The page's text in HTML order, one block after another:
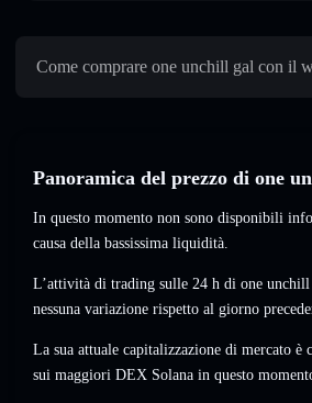
Come comprare one unchill gal con il
Panoramica del prezzo di one
In questo momento non sono disponibili
causa della bassissima liquidità.
L’attività di trading sulle 24 h di one
nessuna variazione rispetto al giorno
La sua attuale capitalizzazione di mercato è
sui maggiori DEX Solana in questo